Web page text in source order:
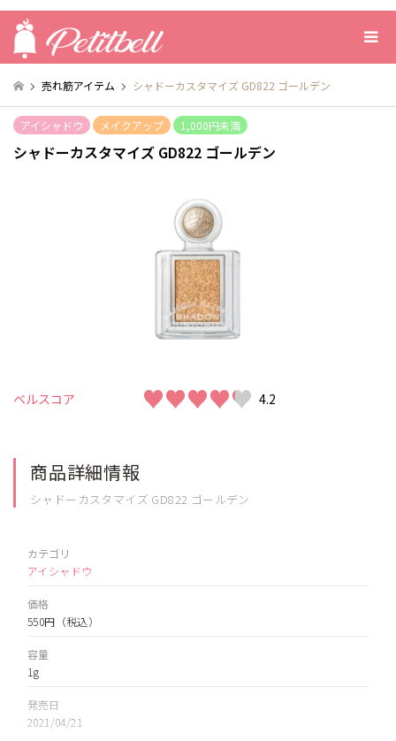
売れ筋アイテム シャドーカスタマイズ GD822 ゴールデン
アイシャドウ メイクアップ 1,000円未満
シャドーカスタマイズ GD822 ゴールデン
ベルスコア ♥♥♥♥♥
♥♥♥♥♥ 4.2
商品詳細情報
シャドーカスタマイズ GD822 ゴールデン
カテゴリ
アイシャドウ
価格
550円 （税込）
容量
1g
発売日
2021/04/21